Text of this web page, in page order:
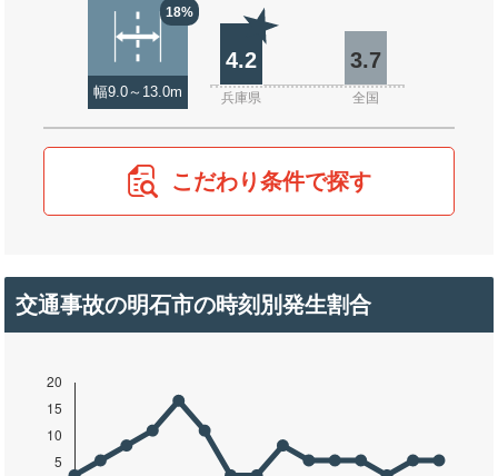
18%
幅9.0～13.0m
4.2 3.7
兵庫県 全国
こだわり条件で探す
交通事故の明石市の時刻別発生割合